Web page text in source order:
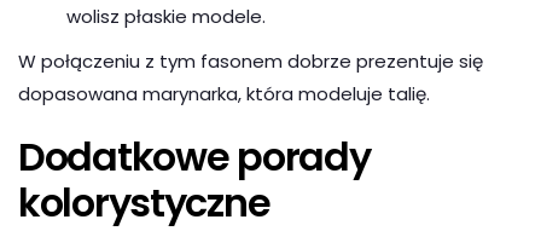
wolisz płaskie modele.
W połączeniu z tym fasonem dobrze prezentuje się
dopasowana marynarka, która modeluje talię.
Dodatkowe porady
kolorystyczne